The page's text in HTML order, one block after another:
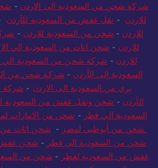
شركة شحن من السعودية الى الاردن -
للاردن - نقل عفش من السعودية للأردن
للاردن - شحن من السعودية للاردن -
للاردن - شحن اثاث من السعودية الي
للاردن - شركة شحن من السعودية الي
السعودية إلى الأردن - شركة شحن من
بري من السعودية الى الاردن - شركة
الأردن - شحن ونقل عفش من السعودية
السعودية الي قطر - شحن من الامارات
شحن من أبوظبي لمصر - شحن اثاث من
شحن من السعودية الى قطر - شحن عفش
عفش من السعودية لقطر - شحن من